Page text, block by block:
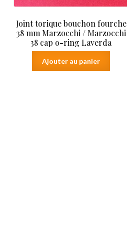
Joint torique bouchon fourche
38 mm Marzocchi / Marzocchi
38 cap o-ring Laverda
Ajouter au panier